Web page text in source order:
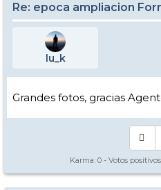
Re: epoca ampliacion
lu_k
Grandes fotos, gracias
Karma: 0 - Votos